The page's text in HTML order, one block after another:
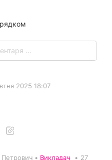
2025 18:07
• Викладач • 27